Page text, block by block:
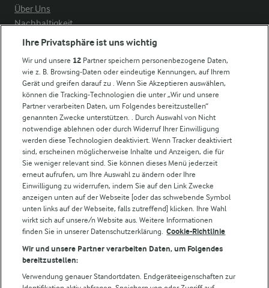
Über Uns
Nachhaltigkeit
Compliance
Arla in anderen Ländern
Weitere Arla Websites
Castello
Lurpak
Arla Pro
Für unsere Landwirt:innen
Folge uns!
Ihre Privatsphäre ist uns wichtig
Wir und unsere 12 Partner speichern personenbezogene Daten,
wie z. B. Browsing-Daten oder eindeutige Kennungen, auf Ihrem
Gerät und greifen darauf zu . Wenn Sie Akzeptieren auswählen,
können die Tracking-Technologien die unter „Wir und unsere
Partner verarbeiten Daten, um Folgendes bereitzustellen“
genannten Zwecke unterstützen. . Durch Auswahl von Nicht
notwendige ablehnen oder durch Widerruf Ihrer Einwilligung
werden diese Technologien deaktiviert. Wenn Tracker deaktiviert
sind, erscheinen möglicherweise Inhalte und Anzeigen, die für
Sie weniger relevant sind. Sie können dieses Menü jederzeit
erneut aufrufen, um Ihre Auswahl zu ändern oder Ihre
Einwilligung zu widerrufen, indem Sie auf den Link Zwecke
anzeigen unten auf der Webseite [oder das schwebende Symbol
unten links auf der Webseite, falls zutreffend] klicken. Ihre Wahl
wirkt sich auf unsere/n Website aus. Weitere Informationen
finden Sie in unserer Datenschutzerklärung. Cookie-Richtlinie
Wir und unsere Partner verarbeiten Daten, um Folgendes
bereitzustellen:
Verwendung genauer Standortdaten. Endgeräteeigenschaften zur